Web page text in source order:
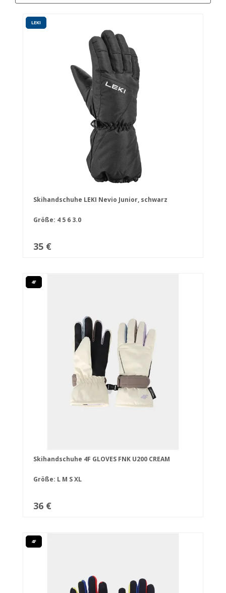
LEKI
Skihandschuhe LEKI Nevio Junior, schwarz
Größe: 4 5 6 3.0
35 €
4F
Skihandschuhe 4F GLOVES FNK U200 CREAM
Größe: L M SXL
36 €
4F